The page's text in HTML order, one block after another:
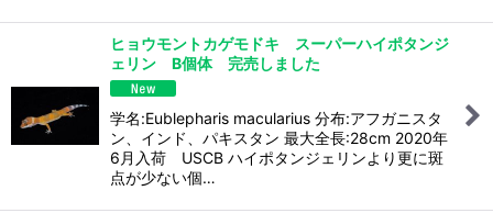
ヒョウモントカゲモドキ スーパーハイポタンジ
ェリン B個体 完売しました
学名:Eublepharis macularius 分布:アフガニスタ
ン、インド、パキスタン 最大全長:28cm 2020年
6月入荷 USCB ハイポタンジェリンより更に斑
点が少ない個…